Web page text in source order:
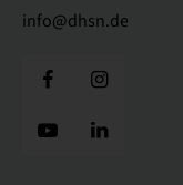
info@dhsn.de